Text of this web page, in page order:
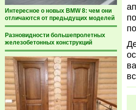
Интересное о новых BMW 8: чем они
отличаются от предыдущих моделей
Разновидности большепролетных
железобетонных конструкций